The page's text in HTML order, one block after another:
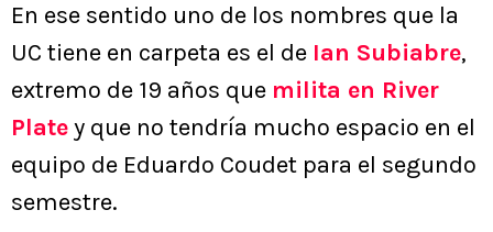
En ese sentido uno de los nombres que la
UC tiene en carpeta es el de Ian Subiabre,
extremo de 19 años que milita en River
Platey que no tendría mucho espacio en el
equipo de Eduardo Coudet para el segundo
semestre.